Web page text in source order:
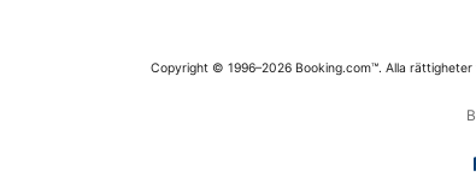
Copyright © 1996–2026 Booking.com™. Alla rättigheter